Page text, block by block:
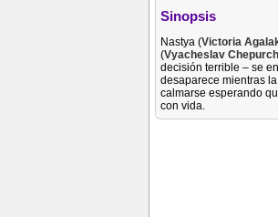
Sinopsis
Nastya (Victoria
(Vyacheslav
decisión terrible – se
desaparece mientras
calmarse esperando
con vida.